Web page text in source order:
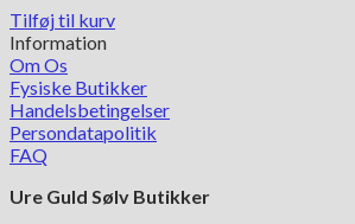
Tilføj til kurv
Information
Om Os
Fysiske Butikker
Handelsbetingelser
Persondatapolitik
FAQ
Ure Guld Sølv Butikker